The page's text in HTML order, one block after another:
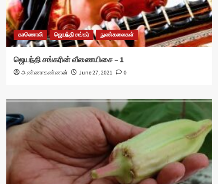
காணொலி ஜெயந்தி சங்கர் நுண்கலைகள்
ஜெயந்தி சங்கரின் வீணையிசை – 1
அண்ணாகண்ணன் June 27, 2021 0